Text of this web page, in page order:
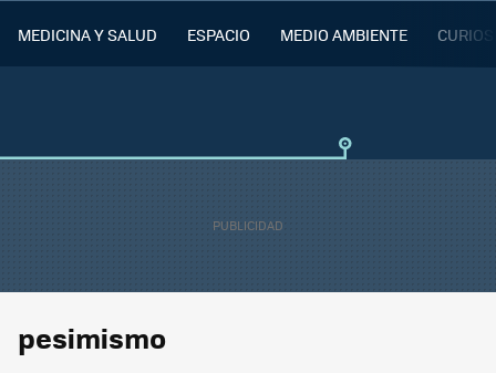
MEDICINA Y SALUD ESPACIO MEDIO AMBIENTE
pesimismo